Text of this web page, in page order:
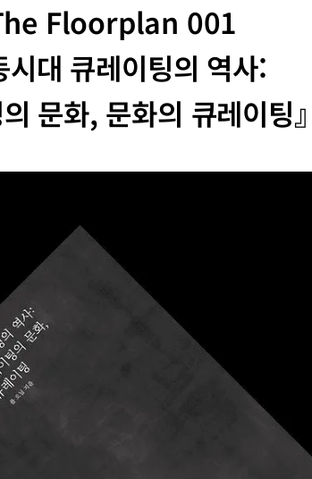
Floorplan 001
시대 큐레이팅의 역사:
문화, 문화의 큐레이팅